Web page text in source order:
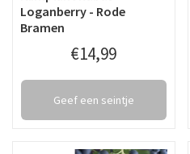
Loganberry - Rode
Bramen
€14,99
Geef een seintje